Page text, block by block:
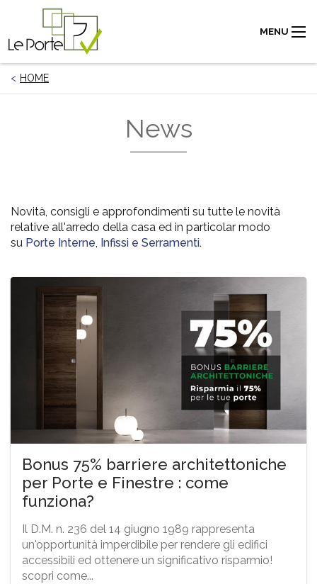
MENU
HOME
News
Novità, consigli e approfondimenti su tutte le novità
relative all'arredo della casa ed in particolar modo
su Porte Interne, Infissi e Serramenti.
Bonus 75% barriere architettoniche
per Porte e Finestre : come
funziona?
Il D.M. n. 236 del 14 giugno 1989 rappresenta
un'opportunità imperdibile per rendere gli edifici
accessibili ed ottenere un significativo risparmio!
scopri come...